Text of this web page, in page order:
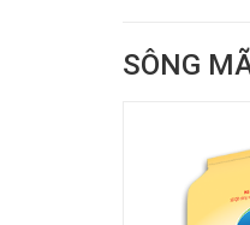
SÔNG